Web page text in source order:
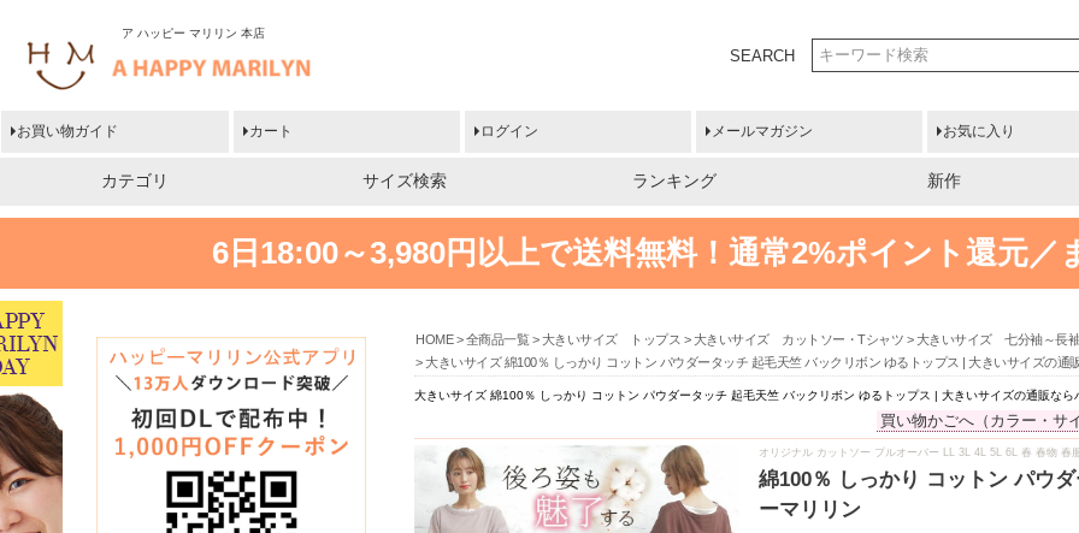
ア ハッピー マリリン 本店
SEARCH
お買い物ガイド カート ログイン メールマガジン お気に入り
カテゴリ サイズ検索 ランキング 新作
6日18:00～3,980円以上で送料無料！ 通常2%ポイント還元／
HOME 全商品一覧 大きいサイズ トップス 大きいサイズ カットソー・Tシャツ
大きいサイズ 七分袖～長袖
大きいサイズ 綿100％ しっかり コットン パウダータッチ 起毛天竺 バックリボン ゆるトップス | 大きいサイズの通
大きいサイズ 綿100％ しっかり コットン パウダータッチ 起毛天竺 バックリボン ゆるトップス | 大きいサイズの通販なら
買い物かごへ（カラー・サ
オリジナル カットソー プルオーバー LL 3L 4L 5L 6L 春 春物
綿100％ しっかり コットン パウ
ーマリリン